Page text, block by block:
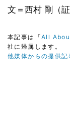
文＝西村 剛（
本記事は「All
社に帰属します。
他媒体からの提供記